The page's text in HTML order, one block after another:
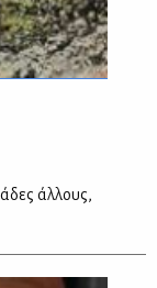
άλλους,